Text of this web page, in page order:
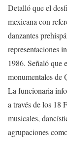
Detalló que el
mexicana con
danzantes
representaciones
1986. Señaló que
monumentales de
La funcionaria
a través de los 18
musicales,
agrupaciones